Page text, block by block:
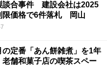
談合事件 建設会社は2025
限価格で6件落札 岡山
の定番「あん餅雑煮」を1年
舗和菓子店の喫茶スペー